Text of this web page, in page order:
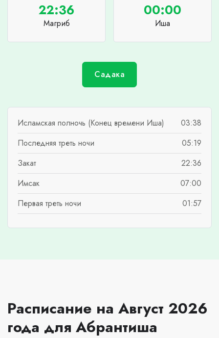
22:36
Магриб
00:00
Иша
Садака
Исламская полночь (Конец времени Иша)
03:38
Последняя треть ночи
05:19
Закат
22:36
Имсак
07:00
Первая треть ночи
01:57
Расписание на Август 2026
года для Абрантиша